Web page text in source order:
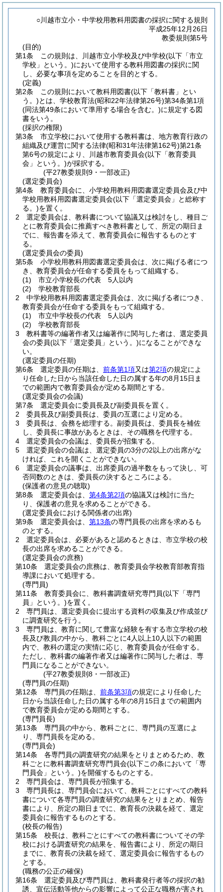
○川越市立小・中学校用教科用図書の採択に関する規則
平成25年12月26日
教委規則第5号
(目的)
第1条
この規則は、川越市立小学校及び中学校(以下「市立
学校」という。)において使用する教科用図書の採択に関
し、必要な事項を定めることを目的とする。
(定義)
第2条
この規則において教科用図書(以下「教科書」とい
う。)とは、学校教育法(昭和22年法律第26号)第34条第1項
(同法第49条において準用する場合を含む。)に規定する図
書をいう。
(採択の権限)
第3条
市立学校において使用する教科書は、地方教育行政の
組織及び運営に関する法律(昭和31年法律第162号)第21条
第6号の規定により、川越市教育委員会(以下「教育委員
会」という。)が採択する。
(平27教委規則9・一部改正)
(選定委員会)
第4条
教育委員会に、小学校用教科用図書選定委員会及び中
学校用教科用図書選定委員会(以下「選定委員会」と総称す
る。)を置く。
2
選定委員会は、教科書について協議又は検討をし、種目ご
とに教育委員会に推薦すべき教科書として、所定の期日ま
でに、報告書を添えて、教育委員会に報告するものとす
る。
(選定委員会の委員)
第5条
小学校用教科用図書選定委員会は、次に掲げる者につ
き、教育委員会が任命する委員をもって組織する。
(1)
市立小学校長の代表 5人以内
(2)
学校教育部長
2
中学校用教科用図書選定委員会は、次に掲げる者につき、
教育委員会が任命する委員をもって組織する。
(1)
市立中学校長の代表 5人以内
(2)
学校教育部長
3
教科書等の編著作者又は編著作に関与した者は、選定委員
会の委員(以下「選定委員」という。)になることができな
い。
(選定委員の任期)
第6条
選定委員の任期は、 前条第1項又は第2項の規定によ
り任命した日から当該任命した日の属する年の8月15日ま
での範囲内で教育委員会が定める期間とする。
(選定委員会の会議)
第7条
選定委員会に委員長及び副委員長を置く。
2
委員長及び副委員長は、委員の互選により定める。
3
委員長は、会務を総理する。 副委員長は、委員長を補佐
し、委員長に事故があるときは、その職務を代理する。
4
選定委員会の会議は、委員長が招集する。
5
選定委員会の会議は、選定委員の3分の2以上の出席がな
ければ、これを開くことができない。
6
選定委員会の議事は、出席委員の過半数をもって決し、可
否同数のときは、委員長の決するところによる。
(保護者の意見の聴取)
第8条
選定委員会は、 第4条第2項の協議又は検討に当た
り、保護者の意見を求めることができる。
(選定委員会における関係者の出席)
第9条
選定委員会は、 第13条の専門員長の出席を求めるも
のとする。
2
選定委員会は、必要があると認めるときは、市立学校の校
長の出席を求めることができる。
(選定委員会の庶務)
第10条
選定委員会の庶務は、教育委員会学校教育部教育指
導課において処理する。
(専門員)
第11条
教育委員会に、教科書調査研究専門員(以下「専門
員」という。)を置く。
2
専門員は、選定委員会に提出する資料の収集及び作成並び
に調査研究を行う。
3
専門員は、教育に関して豊富な経験を有する市立学校の校
長及び教員の中から、教科ごとに4人以上10人以下の範囲
内で、教科の選定の実情に応じ、教育委員会が任命する。
ただし、教科書の編著作者又は編著作に関与した者は、専
門員になることができない。
(平27教委規則8・一部改正)
(専門員の任期)
第12条
専門員の任期は、 前条第3項の規定により任命した
日から当該任命した日の属する年の8月15日までの範囲内
で教育委員会が定める期間とする。
(専門員長)
第13条
専門員の中から、教科ごとに、専門員の互選によ
り、専門員長を定める。
(専門員会)
第14条
各専門員の調査研究の結果をとりまとめるため、教
科ごとに教科書調査研究専門員会(以下この条において「専
門員会」という。)を開催するものとする。
2
専門員会は、専門員長が招集する。
3
専門員長は、専門員会において、教科ごとにすべての教科
書について各専門員の調査研究の結果をとりまとめ、報告
書により、所定の期日までに、教育長の決裁を経て、選定
委員会に報告するものとする。
(校長の報告)
第15条
校長は、教科ごとにすべての教科書についてその学
校における調査研究の結果を、報告書により、所定の期日
までに、教育長の決裁を経て、選定委員会に報告するもの
とする。
(職務の公正の確保)
第16条
選定委員及び専門員は、教科書発行者等の採択の勧
誘、宣伝活動等他からの影響によって公正な職務が害され